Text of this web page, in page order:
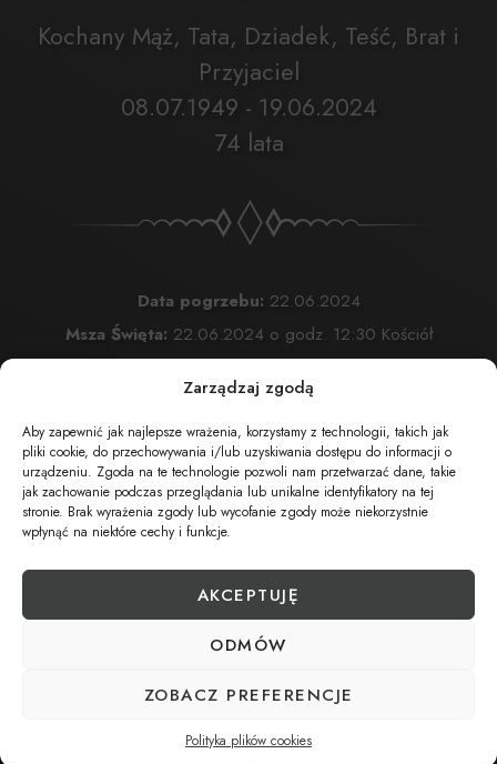
Zarządzaj zgodą
Aby zapewnić jak najlepsze wrażenia, korzystamy z technologii, takich jak
pliki cookie, do przechowywania i/lub uzyskiwania dostępu do informacji o
urządzeniu. Zgoda na te technologie pozwoli nam przetwarzać dane, takie
jak zachowanie podczas przeglądania lub unikalne identyfikatory na tej
stronie. Brak wyrażenia zgody lub wycofanie zgody może niekorzystnie
wpłynąć na niektóre cechy i funkcje.
AKCEPTUJĘ
ODMÓW
ZOBACZ PREFERENCJE
Polityka plików cookies
Kochany Mąż, Tata, Dziadek, Teść, Brat i
Przyjaciel
08.07.1949 - 19.06.2024
74 lata
Data pogrzebu: 22.06.2024
Msza Święta: 22.06.2024 o godz. 12:30 Kościół
Żywiec, ul. Komonieckiego 26
Wyprowadzenie do grobu o godz.13:30
Cmentarz: Cmentarz Przmienienia Pańskiego w Żywcu
Żywiec, ul. Komonieckiego 26
UDOSTĘPNIJ NEKROLOG